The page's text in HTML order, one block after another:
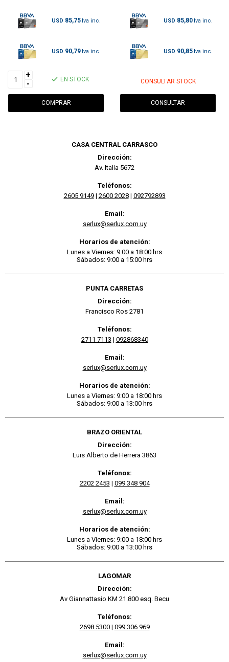
USD 85,75
USD 90,79
+
-
EN STOCK
USD 85,80
USD 90,85
CONSULTAR STOCK
CONSULTAR
CASA CENTRAL CARRASCO
Dirección:
Av. Italia 5672
Teléfonos:
2605 9149| 2600 2028| 092792893
Email:
serlux@serlux.com.uy
Horarios de atención:
Lunes a Viernes: 9:00 a 18:00 hrs
Sábados: 9:00 a 15:00 hrs
PUNTA CARRETAS
Dirección:
Francisco Ros 2781
Teléfonos:
2711 7113 | 092868340
Email:
serlux@serlux.com.uy
Horarios de atención:
Lunes a Viernes: 9:00 a 18:00 hrs
Sábados: 9:00 a 13:00 hrs
BRAZO ORIENTAL
Dirección:
Luis Alberto de Herrera 3863
Teléfonos:
2202 2453 | 099 348 904
Email:
serlux@serlux.com.uy
Horarios de atención:
Lunes a Viernes: 9:00 a 18:00 hrs
Sábados: 9:00 a 13:00 hrs
LAGOMAR
Dirección:
Av Giannattasio KM 21.800 esq. Becu
Teléfonos:
2698 5300| 099 306 969
Email:
serlux@serlux.com.uy